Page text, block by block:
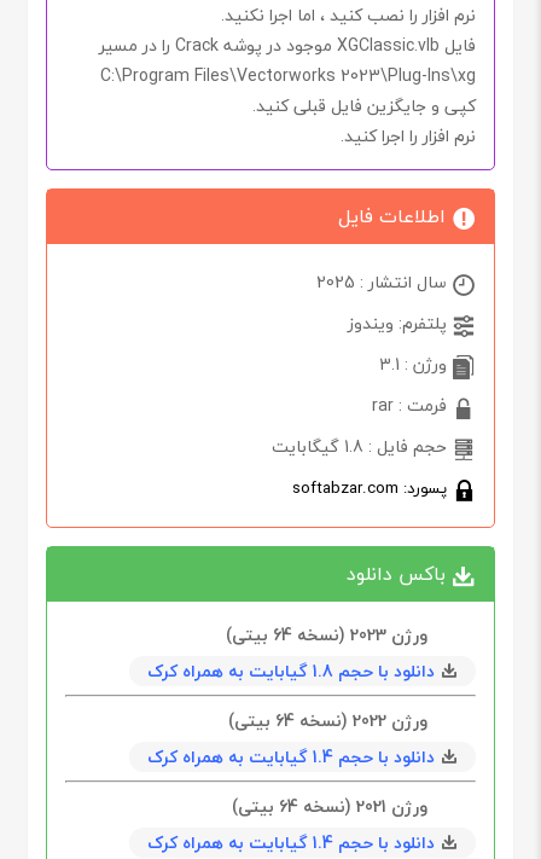
نرم افزار را نصب کنید ، اما اجرا نکنید.
فایل XGClassic.vlb موجود در پوشهCrack را در مسیر
C:\Program Files\Vectorworks 2023\Plug-Ins\xg
کپی و جایگزین فایل قبلی کنید.
نرم افزار را اجرا کنید.
اطلاعات فایل
سال انتشار : 2025
پلتفرم: ویندوز
ورژن : 3.1
فرمت : rar
حجم فایل : 1.8 گیگابایت
پسورد: softabzar.com
باکس دانلود
ورژن 2023 (نسخه 64‌ بیتی)
دانلود با حجم 1.8 گیابایت به همراه کرک
ورژن 2022 (نسخه 64‌ بیتی)
دانلود با حجم 1.4 گیابایت به همراه کرک
ورژن 2021 (نسخه 64‌ بیتی)
دانلود با حجم 1.4 گیابایت به همراه کرک